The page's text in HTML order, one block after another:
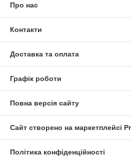
Про нас
Контакти
Доставка та оплата
Графік роботи
Повна версія сайту
Сайт створено на маркетплейсі
Політика конфіденційності